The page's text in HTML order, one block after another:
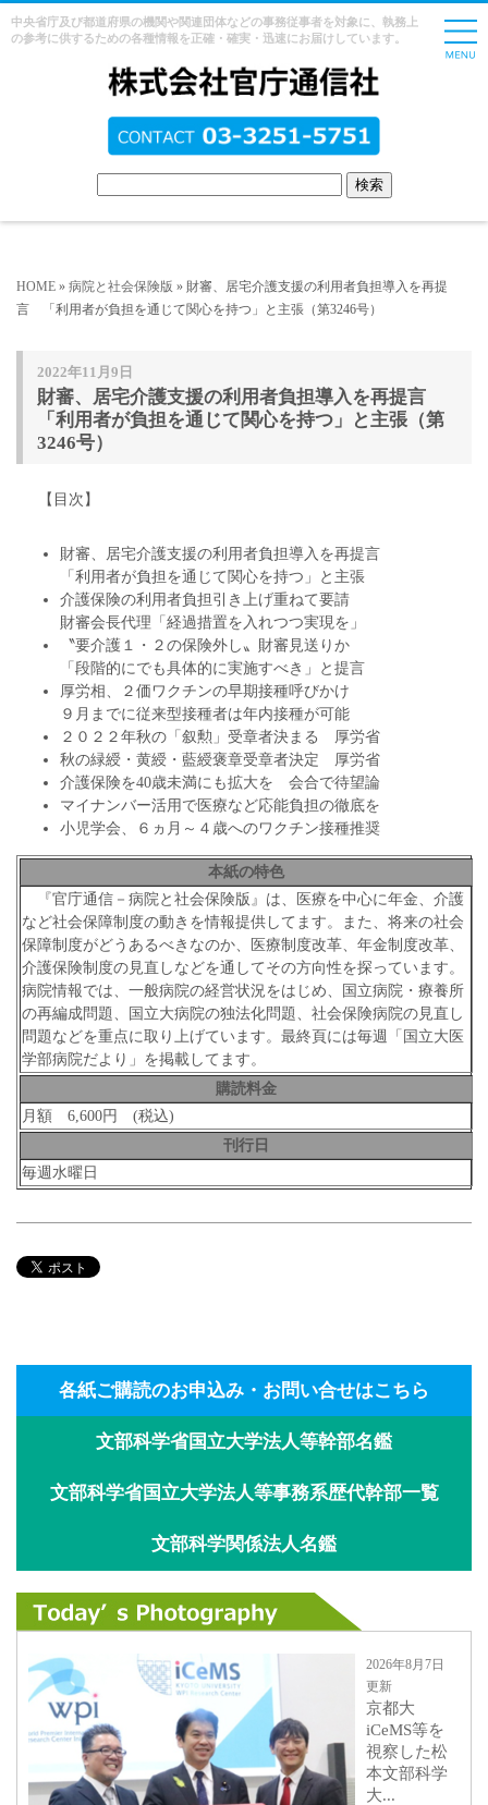
中央省庁及び都道府県の機関や関連団体などの事務従事者を対象に、執務上
の参考に供するための各種情報を正確・確実・迅速にお届けしています。
HOME » 病院と社会保険版 » 財審、居宅介護支援の利用者負担導入を再提
言 「利用者が負担を通じて関心を持つ」と主張（第3246号）
2022年11月9日
財審、居宅介護支援の利用者負担導入を再提言
「利用者が負担を通じて関心を持つ」と主張（第
3246号）
【目次】
財審、居宅介護支援の利用者負担導入を再提言
「利用者が負担を通じて関心を持つ」と主張
介護保険の利用者負担引き上げ重ねて要請
財審会長代理「経過措置を入れつつ実現を」
〝要介護１・２の保険外し〟財審見送りか
「段階的にでも具体的に実施すべき」と提言
厚労相、２価ワクチンの早期接種呼びかけ
９月までに従来型接種者は年内接種が可能
２０２２年秋の「叙勲」受章者決まる 厚労省
秋の緑綬・黄綬・藍綬褒章受章者決定 厚労省
介護保険を40歳未満にも拡大を 会合で待望論
マイナンバー活用で医療など応能負担の徹底を
小児学会、６ヵ月～４歳へのワクチン接種推奨
本紙の特色
『官庁通信－病院と社会保険版』は、医療を中心に年金、介護
など社会保障制度の動きを情報提供してます。また、将来の社会
保障制度がどうあるべきなのか、医療制度改革、年金制度改革、
介護保険制度の見直しなどを通してその方向性を探っています。
病院情報では、一般病院の経営状況をはじめ、国立病院・療養所
の再編成問題、国立大病院の独法化問題、社会保険病院の見直し
問題などを重点に取り上げています。最終頁には毎週「国立大医
学部病院だより」を掲載してます。
購読料金
月額 6,600円 (税込)
刊行日
毎週水曜日
各紙ご購読のお申込み・お問い合せはこちら
文部科学省国立大学法人等幹部名鑑
文部科学省国立大学法人等事務系歴代幹部一覧
文部科学関係法人名鑑
2026年8月7日
更新
京都大
iCeMS等を
視察した松
本文部科学
大...